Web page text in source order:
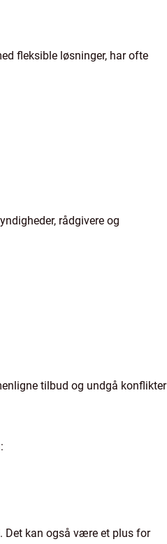
fleksible løsninger, har ofte
rådgivere og
tilbud og undgå konflikter
Det kan også være et plus for